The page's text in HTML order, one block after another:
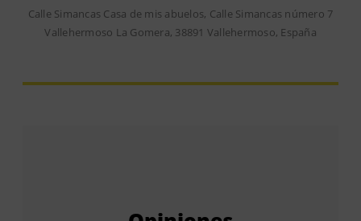
Calle Simancas Casa de mis abuelos, Calle Simancas número 7
Vallehermoso La Gomera, 38891 Vallehermoso, España